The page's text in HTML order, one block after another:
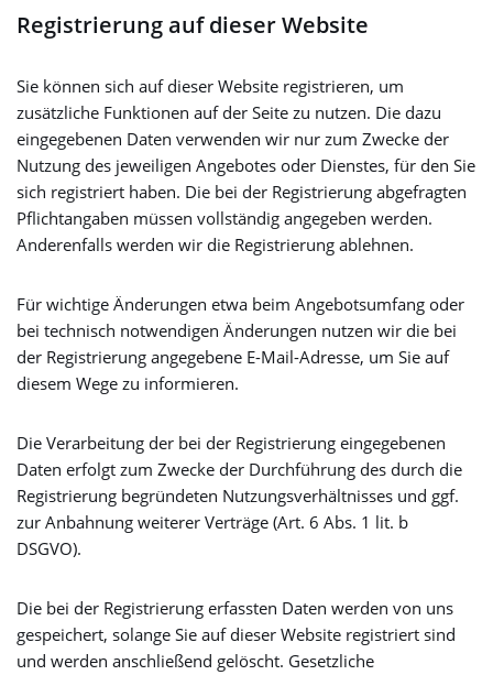
Registrierung auf dieser Website
Sie können sich auf dieser Website registrieren, um
zusätzliche Funktionen auf der Seite zu nutzen. Die dazu
eingegebenen Daten verwenden wir nur zum Zwecke der
Nutzung des jeweiligen Angebotes oder Dienstes, für den Sie
sich registriert haben. Die bei der Registrierung abgefragten
Pflichtangaben müssen vollständig angegeben werden.
Anderenfalls werden wir die Registrierung ablehnen.
Für wichtige Änderungen etwa beim Angebotsumfang oder
bei technisch notwendigen Änderungen nutzen wir die bei
der Registrierung angegebene E-Mail-Adresse, um Sie auf
diesem Wege zu informieren.
Die Verarbeitung der bei der Registrierung eingegebenen
Daten erfolgt zum Zwecke der Durchführung des durch die
Registrierung begründeten Nutzungsverhältnisses und ggf.
zur Anbahnung weiterer Verträge (Art. 6 Abs. 1 lit. b
DSGVO).
Die bei der Registrierung erfassten Daten werden von uns
gespeichert, solange Sie auf dieser Website registriert sind
und werden anschließend gelöscht. Gesetzliche